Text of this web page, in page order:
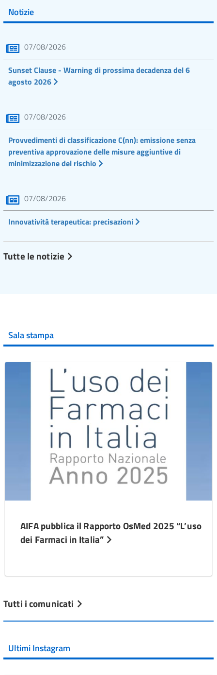
Notizie
07/08/2026
Sunset Clause - Warning di prossima decadenza del 6
agosto 2026
07/08/2026
Provvedimenti di classificazione C(nn): emissione senza
preventiva approvazione delle misure aggiuntive di
minimizzazione del rischio
07/08/2026
Innovatività terapeutica: precisazioni
Tutte le notizie
Sala stampa
AIFA pubblica il Rapporto OsMed 2025 “L’uso
dei Farmaci in Italia”
Tutti i comunicati
Ultimi Instagram